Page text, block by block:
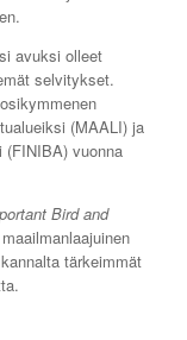
avuksi olleet
selvitykset.
(MAALI) ja
vuonna
Bird and
tärkeimmät